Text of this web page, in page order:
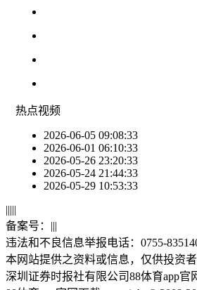
热点视频
2026-06-05 09:08:33
2026-06-01 06:10:33
2026-05-26 23:20:33
2026-05-24 21:44:33
2026-05-29 10:53:33
|||||
备案号： |||
违法和不良信息举报电话：0755-
本网站提供之资料或信息，仅供投资
深圳证券时报社有限公司88体育app